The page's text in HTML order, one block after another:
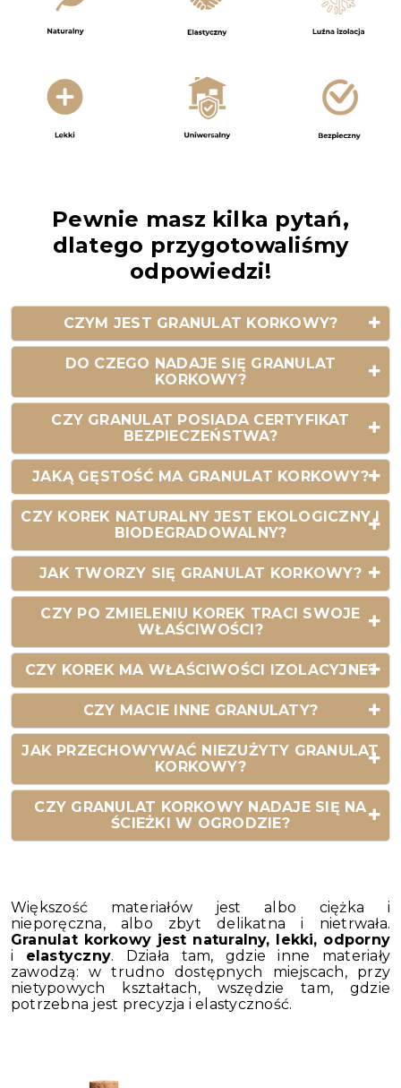
Pewnie masz kilka pytań,
dlatego przygotowaliśmy
odpowiedzi!
CZYM JEST GRANULAT KORKOWY?
DO CZEGO NADAJE SIĘ GRANULAT
KORKOWY?
CZY GRANULAT POSIADA CERTYFIKAT
BEZPIECZEŃSTWA?
JAKĄ GĘSTOŚĆ MA GRANULAT KORKOWY?
CZY KOREK NATURALNY JEST EKOLOGICZNY I
BIODEGRADOWALNY?
JAK TWORZY SIĘ GRANULAT KORKOWY?
CZY PO ZMIELENIU KOREK TRACI SWOJE
WŁAŚCIWOŚCI?
CZY KOREK MA WŁAŚCIWOŚCI IZOLACYJNE?
CZY MACIE INNE GRANULATY?
JAK PRZECHOWYWAĆ NIEZUŻYTY GRANULAT
KORKOWY?
CZY GRANULAT KORKOWY NADAJE SIĘ NA
ŚCIEŻKI W OGRODZIE?
Większość materiałów jest albo ciężka i
nieporęczna, albo zbyt delikatna i nietrwała.
Granulat korkowy jest naturalny, lekki, odporny
i elastyczny. Działa tam, gdzie inne materiały
zawodzą: w trudno dostępnych miejscach, przy
nietypowych kształtach, wszędzie tam, gdzie
potrzebna jest precyzja i elastyczność.